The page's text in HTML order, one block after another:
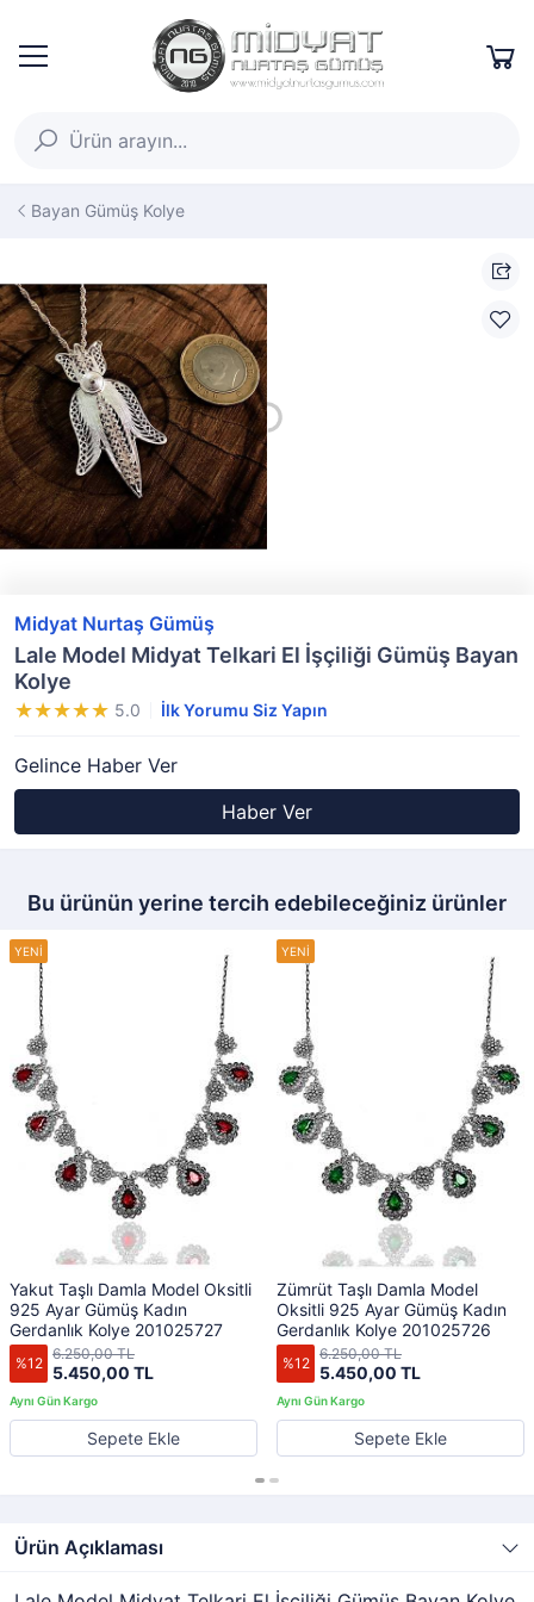
Bayan Gümüş Kolye
Midyat Nurtaş Gümüş
Lale Model Midyat Telkari El İşçiliği Gümüş Bayan
Kolye
5.0 İlk Yorumu Siz Yapın
Gelince Haber Ver
Haber Ver
Bu ürünün yerine tercih edebileceğiniz ürünler
Yakut Taşlı Damla Model Oksitli
925 Ayar Gümüş Kadın
Gerdanlık Kolye 201025727
%12 5.450,00 TL
6.250,00 TL
Sepete Ekle
Zümrüt Taşlı Damla Model
Oksitli 925 Ayar Gümüş Kadın
Gerdanlık Kolye 201025726
%12 5.450,00 TL
6.250,00 TL
Sepete Ekle
Ürün Açıklaması